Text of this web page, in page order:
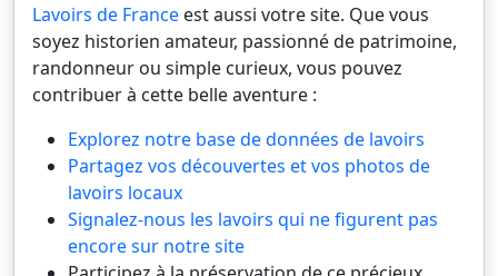
Lavoirs de France est aussi votre site. Que vous
soyez historien amateur, passionné de patrimoine,
randonneur ou simple curieux, vous pouvez
contribuer à cette belle aventure :
Explorez notre base de données de lavoirs
Partagez vos découvertes et vos photos de
lavoirs locaux
Signalez-nous les lavoirs qui ne figurent pas
encore sur notre site